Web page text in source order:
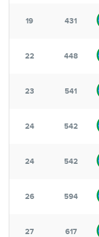
19 431
22 448
23 541
24 542
24 542
26 594
27 617